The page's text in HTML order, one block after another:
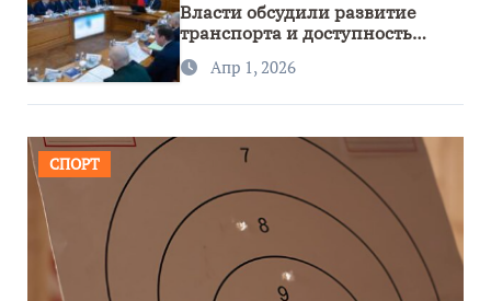
Власти обсудили развитие
транспорта и доступность
региона
Апр 1, 2026
СПОРТ